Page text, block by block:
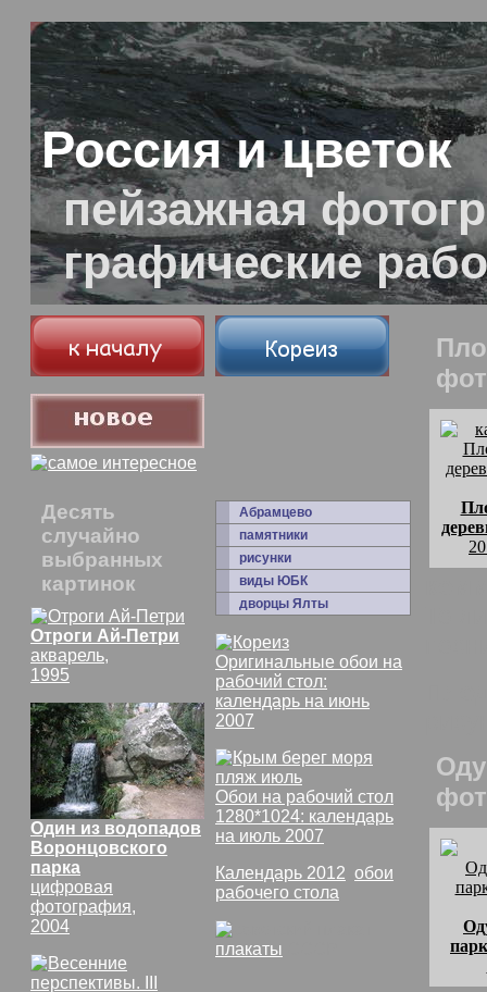
Россия и цветок
пейзажная
графические
Десять
случайно
выбранных
картинок
Отроги Ай-Петри
акварель,
1995
Один из водопадов
Воронцовского
парка
цифровая
фотография,
2004
Абрамцево
памятники
рисунки
виды ЮБК
дворцы Ялты
Оригинальные обои на
рабочий стол:
календарь на июнь
2007
Обои на рабочий стол
1280*1024: календарь
на июль 2007
Календарь 2012 обои
рабочего стола
плакаты